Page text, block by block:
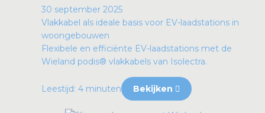
30 september 2025
Vlakkabel als ideale basis voor EV-laadstations in
woongebouwen
Flexibele en efficiënte EV-laadstations met de
Wieland podis® vlakkabels van Isolectra.
Leestijd: 4 minuten Bekijken